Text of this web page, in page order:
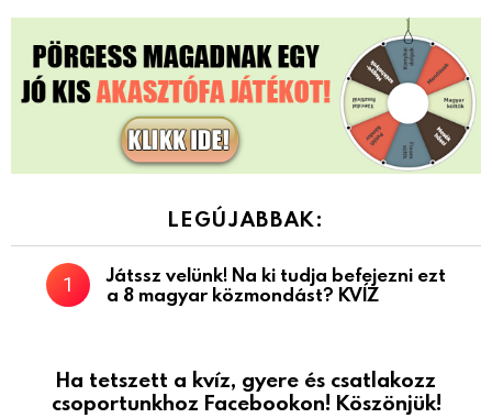
LEGÚJABBAK:
Játssz velünk! Na ki tudja befejezni ezt
a 8 magyar közmondást? KVÍZ
Ha tetszett a kvíz, gyere és csatlakozz
csoportunkhoz Facebookon! Köszönjük!